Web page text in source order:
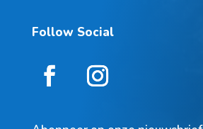
Follow Social